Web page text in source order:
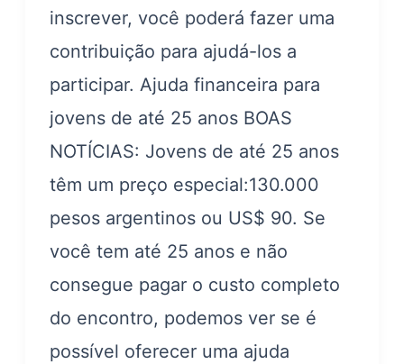
inscrever, você poderá fazer uma
contribuição para ajudá-los a
participar. Ajuda financeira para
jovens de até 25 anos BOAS
NOTÍCIAS: Jovens de até 25 anos
têm um preço especial:130.000
pesos argentinos ou US$ 90. Se
você tem até 25 anos e não
consegue pagar o custo completo
do encontro, podemos ver se é
possível oferecer uma ajuda